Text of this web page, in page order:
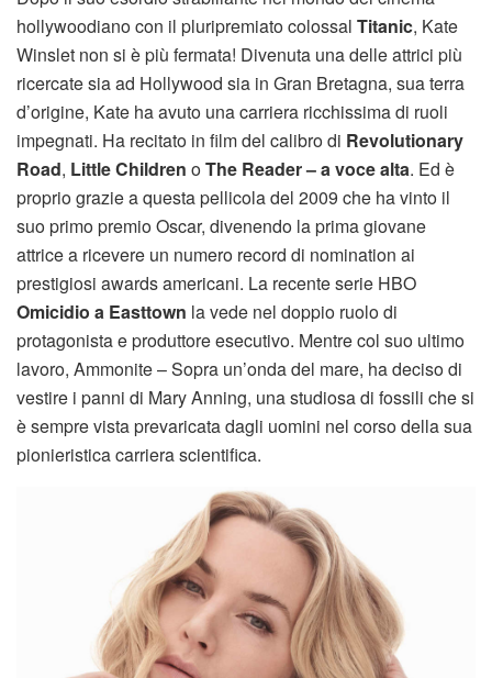
hollywoodiano con il pluripremiato colossal Titanic, Kate
Winslet non si è più fermata! Divenuta una delle attrici più
ricercate sia ad Hollywood sia in Gran Bretagna, sua terra
d’origine, Kate ha avuto una carriera ricchissima di ruoli
impegnati. Ha recitato in film del calibro di Revolutionary
Road, Little Children oThe Reader – a voce alta. Ed è
proprio grazie a questa pellicola del 2009 che ha vinto il
suo primo premio Oscar, divenendo la prima giovane
attrice a ricevere un numero record di nomination ai
prestigiosi awards americani. La recente serie HBO
Omicidio a Easttown la vede nel doppio ruolo di
protagonista e produttore esecutivo. Mentre col suo ultimo
lavoro, Ammonite – Sopra un’onda del mare, ha deciso di
vestire i panni di Mary Anning, una studiosa di fossili che si
è sempre vista prevaricata dagli uomini nel corso della sua
pionieristica carriera scientifica.